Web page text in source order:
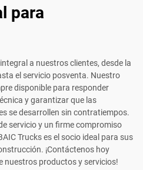
para
a nuestros clientes, desde la
el servicio posventa. Nuestro
disponible para responder
y garantizar que las
se desarrollen sin contratiempos.
servicio y un firme compromiso
Trucks es el socio ideal para sus
¡Contáctenos hoy
nuestros productos y servicios!